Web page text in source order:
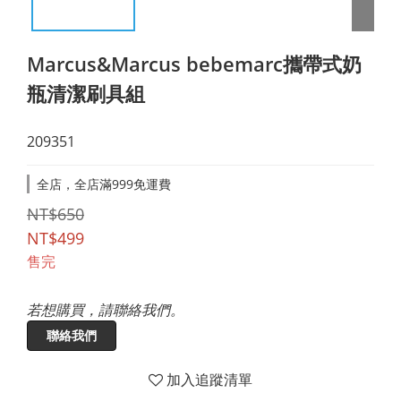
Marcus&Marcus bebemarc攜帶式奶
瓶清潔刷具組
209351
全店，全店滿999免運費
NT$650
NT$499
售完
若想購買，請聯絡我們。
聯絡我們
加入追蹤清單